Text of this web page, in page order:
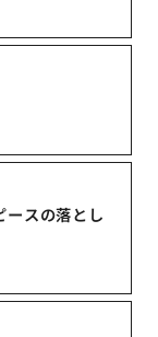
ースの落とし